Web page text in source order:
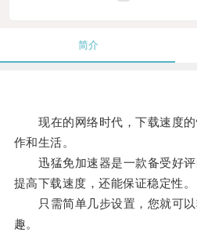
简介
现在的网络时代，下载速度的
作和生活。
迅猛免加速器是一款备受好评
提高下载速度，还能保证稳定性。
只需简单几步设置，您就可以
趣。